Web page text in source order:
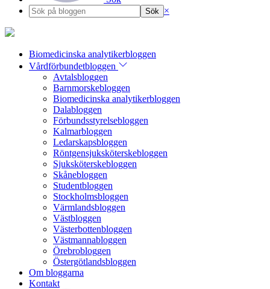
×
Biomedicinska analytikerbloggen
Vårdförbundetbloggen
Avtalsbloggen
Barnmorskebloggen
Biomedicinska analytikerbloggen
Dalabloggen
Förbundsstyrelsebloggen
Kalmarbloggen
Ledarskapsbloggen
Röntgensjuksköterskebloggen
Sjuksköterskebloggen
Skånebloggen
Studentbloggen
Stockholmsbloggen
Värmlandsbloggen
Västbloggen
Västerbottenbloggen
Västmannabloggen
Örebrobloggen
Östergötlandsbloggen
Om bloggarna
Kontakt